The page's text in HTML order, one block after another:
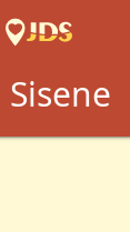
Sisene